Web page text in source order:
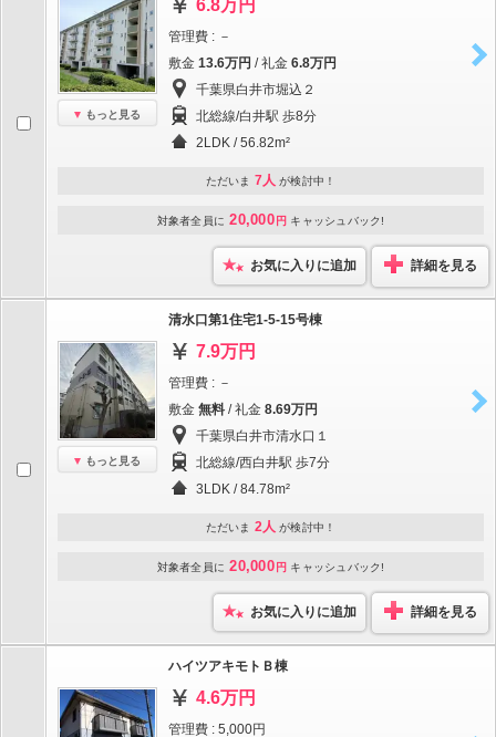
もっと見る
6.8万円
管理費 : －
敷金 13.6万円 / 礼金 6.8万円
千葉県白井市堀込２
北総線/白井駅 歩8分
2LDK / 56.82m²
ただいま 7人 が検討中！
対象者全員に 20,000 円 キャッシュバック!
お気に入りに追加 詳細を見る
もっと見る
清水口第1住宅1-5-15号棟
7.9万円
管理費 : －
敷金 無料 / 礼金 8.69万円
千葉県白井市清水口１
北総線/西白井駅 歩7分
3LDK / 84.78m²
ただいま 2人 が検討中！
対象者全員に 20,000 円 キャッシュバック!
お気に入りに追加 詳細を見る
ハイツアキモトＢ棟
4.6万円
管理費 : 5,000円